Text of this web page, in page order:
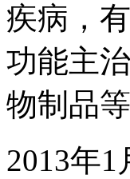
疾病，
功能主
物制品等
2013年